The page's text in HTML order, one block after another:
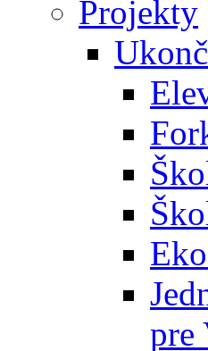
Projekty
pre